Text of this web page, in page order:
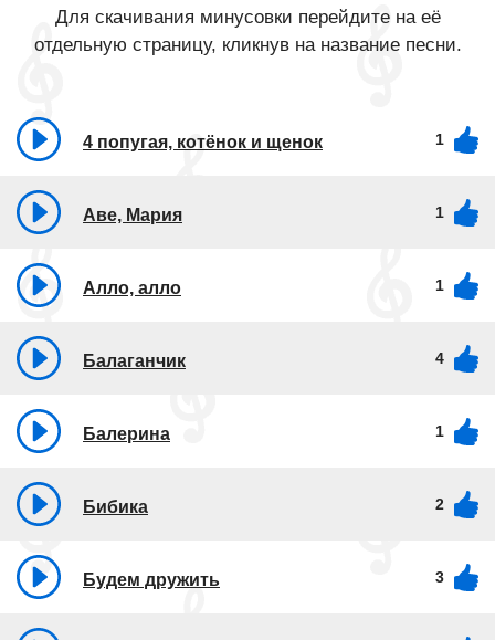
Для скачивания минусовки перейдите на её
отдельную страницу, кликнув на название песни.
4 попугая, котёнок и щенок 1
Аве, Мария 1
Алло, алло 1
Балаганчик 4
Балерина 1
Бибика 2
Будем дружить 3